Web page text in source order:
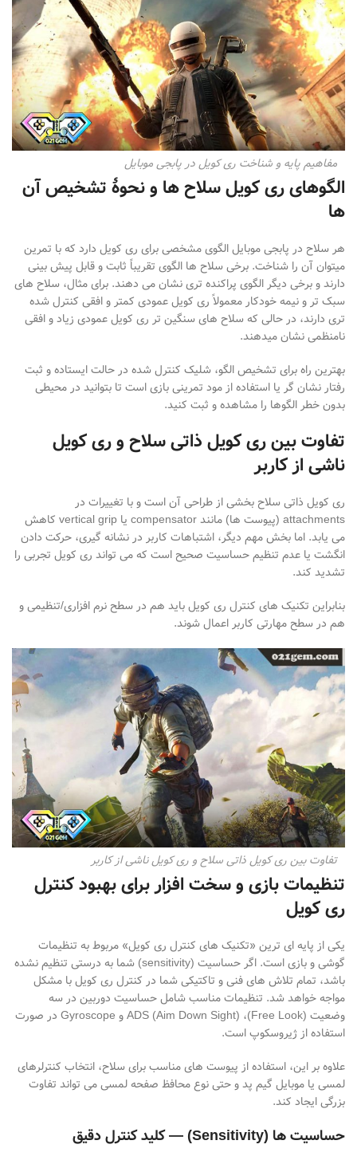
مفاهیم پایه و شناخت ری کویل در پابجی موبایل
الگوهای ری کویل سلاح ها و نحوهٔ تشخیص آن
ها
هر سلاح در پابجی موبایل الگوی مشخصی برای ری کویل دارد که با تمرین
میتوان آن را شناخت. برخی سلاح ها الگوی تقریباً ثابت و قابل پیشبینی
دارند و برخی دیگر الگوی پراکنده تری نشان می دهند. برای مثال، سلاح های
سبک تر و نیمه خودکار معمولاً ری کویل عمودی کمتر و افقی کنترلشده
تری دارند، در حالی که سلاح های سنگین تر ری کویل عمودی زیاد و افقی
نامنظمی نشان میدهند.
بهترین راه برای تشخیص الگو، شلیک کنترلشده در حالت ایستاده و ثبت
رفتار نشان گر یا استفاده از مود تمرینی بازی است تا بتوانید در محیطی
بدون خطر الگوها را مشاهده و ثبت کنید.
تفاوت بین ری کویل ذاتی سلاح و ری کویل
ناشی از کاربر
ری کویل ذاتی سلاح بخشی از طراحی آن است و با تغییرات در
attachments
(پیوست ها) مانند یا
کاهش
می یابد. اما بخش مهم دیگر، اشتباهات کاربر در نشانه گیری، حرکت دادن
انگشت یا عدم تنظیم حساسیت صحیح است که می تواند ری کویل تجربی را
تشدید کند.
بنابراین تکنیک های کنترل ری کویل باید هم در سطح نرمافزاری/تنظیمی و
هم در سطح مهارتی کاربر اعمال شوند.
تفاوت بین ری کویل ذاتی سلاح و ری کویل ناشی از کاربر
تنظیمات بازی و سخت افزار برای بهبود کنترل
ری کویل
یکی از پایه ای ترین «تکنیک های کنترل ری کویل» مربوط به تنظیمات
گوشی و بازی است. اگر حساسیت (sensitivity) شما به درستی تنظیم نشده
باشد، تمام تلاش های فنی و تاکتیکی شما در کنترل ری کویل با مشکل
مواجه خواهد شد. تنظیمات مناسب شامل حساسیت دوربین در سه
وضعیت (Free Look) ، ADS (Aim Down Sight)و
در صورت
استفاده از ژیروسکوپ است.
علاوه بر این، استفاده از پیوست های مناسب برای سلاح، انتخاب کنترلرهای
لمسی یا موبایل گیم پد و حتی نوع محافظ صفحه لمسی می تواند تفاوت
بزرگی ایجاد کند.
حساسیت ها (Sensitivity) — کلید کنترل دقیق